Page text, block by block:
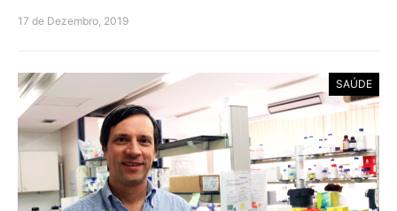
17 de Dezembro, 2019
SAÚDE